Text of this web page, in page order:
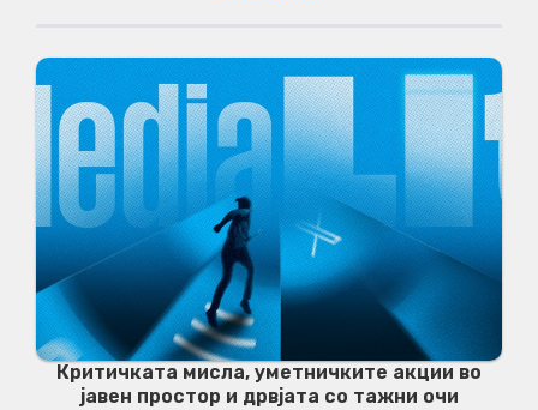
Критичката мисла, уметничките акции во
јавен простор и дрвјата со тажни очи